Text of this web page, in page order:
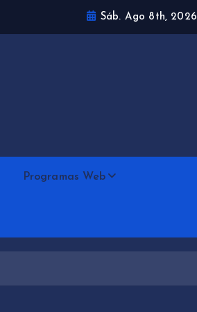
Sáb. Ago 8th, 2026
Programas Web